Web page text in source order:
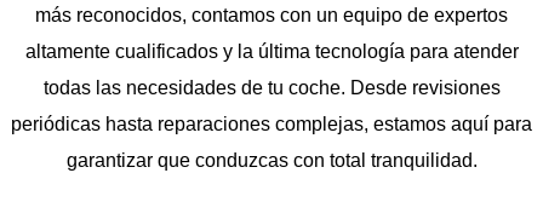
más reconocidos, contamos con un equipo de expertos
altamente cualificados y la última tecnología para atender
todas las necesidades de tu coche. Desde revisiones
periódicas hasta reparaciones complejas, estamos aquí para
garantizar que conduzcas con total tranquilidad.